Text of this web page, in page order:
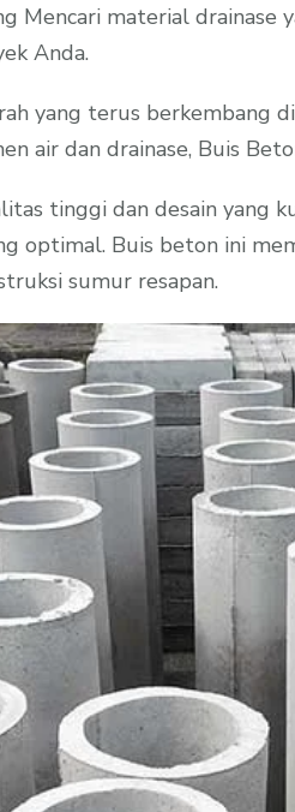
Mencari material drainase
Anda.
yang terus berkembang
air dan drainase, Buis
tinggi dan desain yang
optimal. Buis beton ini
sumur resapan.